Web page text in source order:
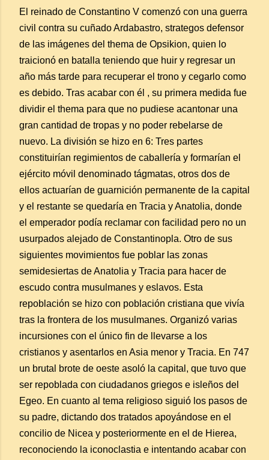
El reinado de Constantino V comenzó con una guerra
civil contra su cuñado Ardabastro, strategos defensor
de las imágenes del thema de Opsikion, quien lo
traicionó en batalla teniendo que huir y regresar un
año más tarde para recuperar el trono y cegarlo como
es debido. Tras acabar con él , su primera medida fue
dividir el thema para que no pudiese acantonar una
gran cantidad de tropas y no poder rebelarse de
nuevo. La división se hizo en 6: Tres partes
constituirían regimientos de caballería y formarían el
ejército móvil denominado tágmatas, otros dos de
ellos actuarían de guarnición permanente de la capital
y el restante se quedaría en Tracia y Anatolia, donde
el emperador podía reclamar con facilidad pero no un
usurpados alejado de Constantinopla. Otro de sus
siguientes movimientos fue poblar las zonas
semidesiertas de Anatolia y Tracia para hacer de
escudo contra musulmanes y eslavos. Esta
repoblación se hizo con población cristiana que vivía
tras la frontera de los musulmanes. Organizó varias
incursiones con el único fin de llevarse a los
cristianos y asentarlos en Asia menor y Tracia. En 747
un brutal brote de oeste asoló la capital, que tuvo que
ser repoblada con ciudadanos griegos e isleños del
Egeo. En cuanto al tema religioso siguió los pasos de
su padre, dictando dos tratados apoyándose en el
concilio de Nicea y posteriormente en el de Hierea,
reconociendo la iconoclastia e intentando acabar con